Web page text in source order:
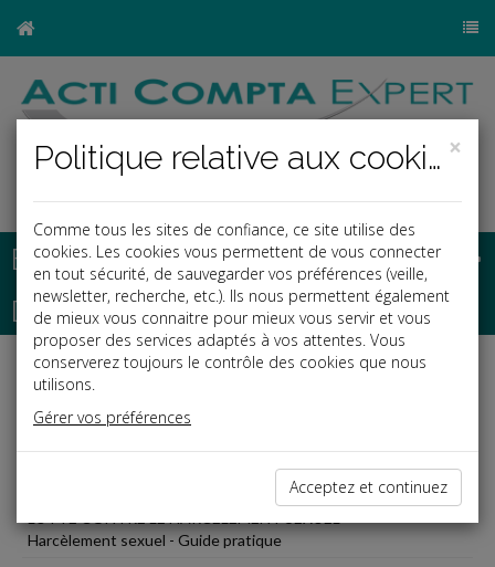
Base documentaire
Dépêches
Liste des dernières dépêches
Social
Harcèlement sexuel - Guide pratique
×
Politique relative aux cookies
Comme tous les sites de confiance, ce site utilise des
cookies. Les cookies vous permettent de vous connecter
en tout sécurité, de sauvegarder vos préférences (veille,
newsletter, recherche, etc.). Ils nous permettent également
de mieux vous connaitre pour mieux vous servir et vous
proposer des services adaptés à vos attentes. Vous
conserverez toujours le contrôle des cookies que nous
utilisons.
Gérer vos préférences
Acceptez et continuez